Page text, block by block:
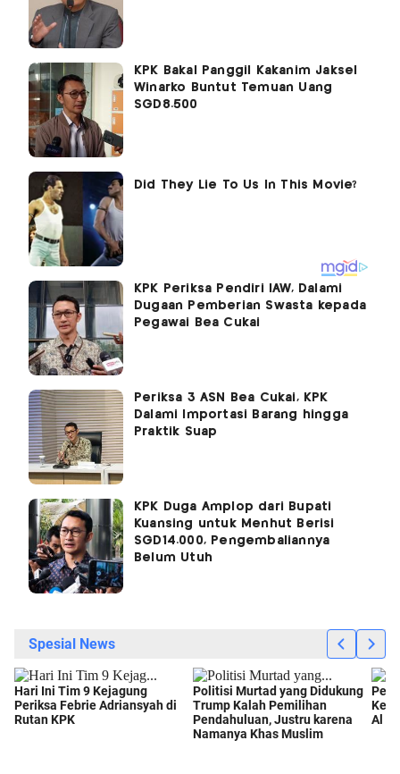
KPK Bakal Panggil Kakanim Jaksel
Winarko Buntut Temuan Uang
SGD8.500
KPK Periksa Pendiri IAW, Dalami
Dugaan Pemberian Swasta kepada
Pegawai Bea Cukai
Periksa 3 ASN Bea Cukai, KPK
Dalami Importasi Barang hingga
Praktik Suap
KPK Duga Amplop dari Bupati
Kuansing untuk Menhut Berisi
SGD14.000, Pengembaliannya
Belum Utuh